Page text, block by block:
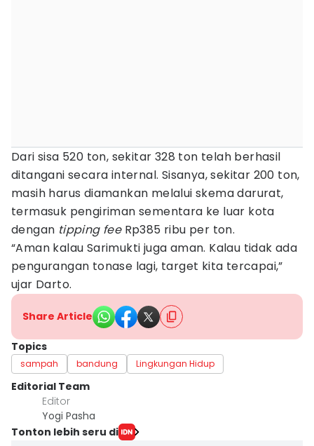
Dari sisa 520 ton, sekitar 328 ton telah berhasil
ditangani secara internal. Sisanya, sekitar 200 ton,
masih harus diamankan melalui skema darurat,
termasuk pengiriman sementara ke luar kota
dengan tipping feeRp385 ribu per ton.
“Aman kalau Sarimukti juga aman. Kalau tidak ada
pengurangan tonase lagi, target kita tercapai,”
ujar Darto.
Share Article
Topics
sampah bandung Lingkungan Hidup
Editorial Team
Editor
Yogi Pasha
Tonton lebih seru di